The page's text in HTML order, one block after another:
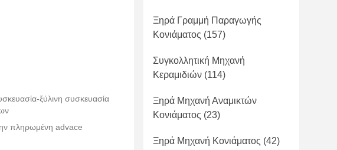
ξύλινη συσκευασία
πληρωμένη advace
Ξηρά Γραμμή Παραγωγής
Κονιάματος (157)
Συγκολλητική Μηχανή
Κεραμιδιών (114)
Ξηρά Μηχανή Αναμικτών
Κονιάματος (23)
Ξηρά Μηχανή Κονιάματος (42)